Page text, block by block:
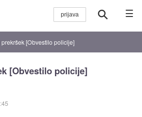
☰
prekršek [Obvestilo policije]
[Obvestilo policije]